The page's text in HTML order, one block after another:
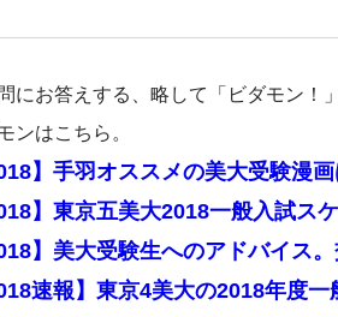
にお答えする、略して「ビダモン！
ンはこちら。
】手羽オススメの美大受験漫画
】東京五美大2018一般入試ス
】美大受験生へのアドバイス
速報】東京4美大の2018年度